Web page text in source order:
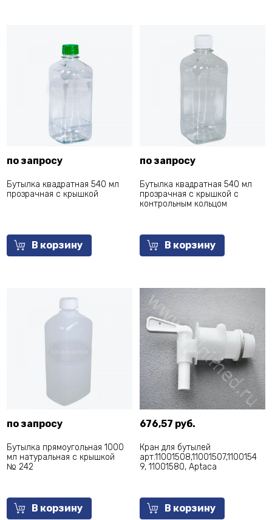
по запросу
Бутылка квадратная 540 мл
прозрачная с крышкой
В корзину
по запросу
Бутылка квадратная 540 мл
прозрачная с крышкой с
контрольным кольцом
В корзину
по запросу
Бутылка прямоугольная 1000
мл натуральная с крышкой
№ 242
В корзину
676,57 руб.
Кран для бутылей
арт.11001508,11001507,1100154
9, 11001580, Aptaca
В корзину